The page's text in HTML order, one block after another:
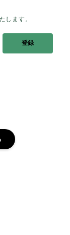
とても嬉
した光を
T様の
ないかな
します。
登録